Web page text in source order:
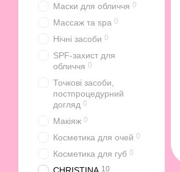
Маски для обличчя 0
Массаж та spa 0
Нічні засоби 0
SPF-захист для
обличчя 0
Точкові засоби,
постпроцедурний
догляд 0
Макіяж 0
Косметика для очей 0
Косметика для губ 0
10